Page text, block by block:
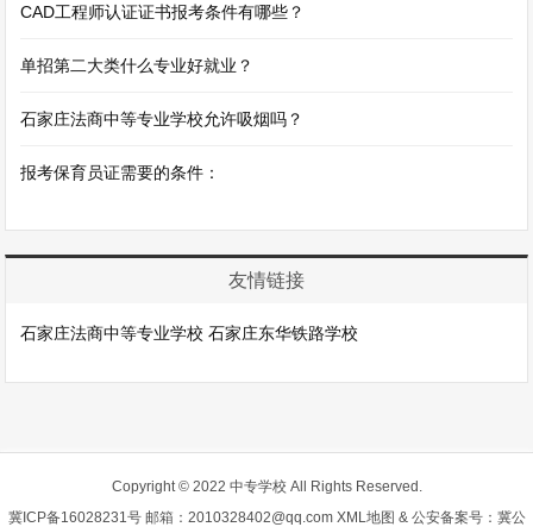
CAD工程师认证证书报考条件有哪些？
单招第二大类什么专业好就业？
石家庄法商中等专业学校允许吸烟吗？
报考保育员证需要的条件：
友情链接
石家庄法商中等专业学校 石家庄东华铁路学校
Copyright © 2022 中专学校 All Rights Reserved.
冀ICP备16028231号邮箱：2010328402@qq.com XML地图 & 公安备案号：冀公